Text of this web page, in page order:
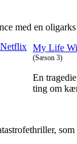
med en
My Life
(Sæson 3)
En
ting om